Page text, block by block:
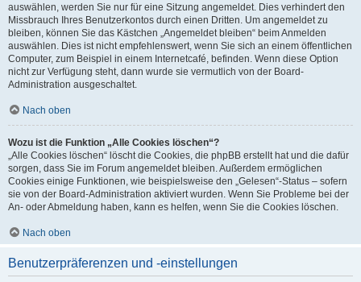
auswählen, werden Sie nur für eine Sitzung angemeldet. Dies verhindert den
Missbrauch Ihres Benutzerkontos durch einen Dritten. Um angemeldet zu
bleiben, können Sie das Kästchen „Angemeldet bleiben“ beim Anmelden
auswählen. Dies ist nicht empfehlenswert, wenn Sie sich an einem öffentlichen
Computer, zum Beispiel in einem Internetcafé, befinden. Wenn diese Option
nicht zur Verfügung steht, dann wurde sie vermutlich von der Board-
Administration ausgeschaltet.
Nach oben
Wozu ist die Funktion „Alle Cookies löschen“?
„Alle Cookies löschen“ löscht die Cookies, die phpBB erstellt hat und die dafür
sorgen, dass Sie im Forum angemeldet bleiben. Außerdem ermöglichen
Cookies einige Funktionen, wie beispielsweise den „Gelesen“-Status – sofern
sie von der Board-Administration aktiviert wurden. Wenn Sie Probleme bei der
An- oder Abmeldung haben, kann es helfen, wenn Sie die Cookies löschen.
Nach oben
Benutzerpräferenzen und -einstellungen